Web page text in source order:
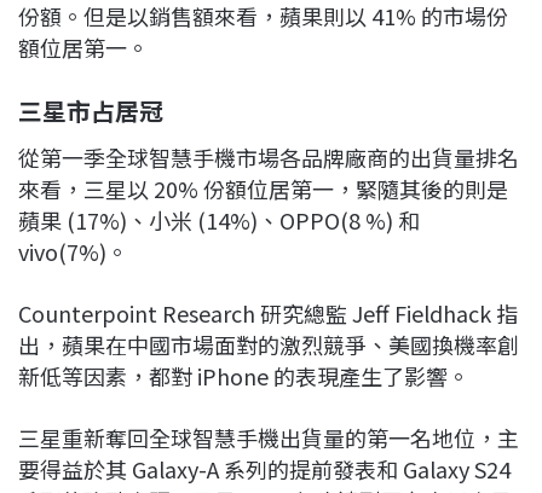
份額。但是以銷售額來看，蘋果則以 41% 的市場份
額位居第一。
三星市占居冠
從第一季全球智慧手機市場各品牌廠商的出貨量排名
來看，三星以 20% 份額位居第一，緊隨其後的則是
蘋果 (17%)、小米 (14%)、OPPO(8 %) 和
vivo(7%)。
Counterpoint Research 研究總監 Jeff Fieldhack 指
出，蘋果在中國市場面對的激烈競爭、美國換機率創
新低等因素，都對 iPhone 的表現產生了影響。
三星重新奪回全球智慧手機出貨量的第一名地位，主
要得益於其 Galaxy-A 系列的提前發表和 Galaxy S24